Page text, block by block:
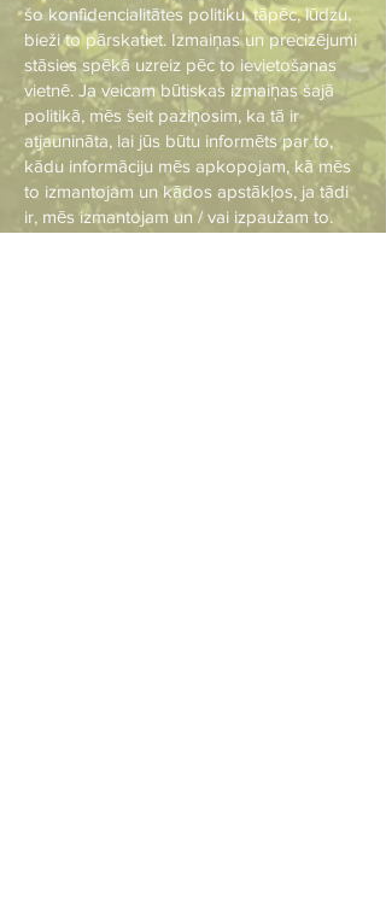
šo konfidencialitātes politiku, tāpēc, lūdzu,
bieži to pārskatiet. Izmaiņas un precizējumi
stāsies spēkā uzreiz pēc to ievietošanas
vietnē. Ja veicam būtiskas izmaiņas šajā
politikā, mēs šeit paziņosim, ka tā ir
atjaunināta, lai jūs būtu informēts par to,
kādu informāciju mēs apkopojam, kā mēs
to izmantojam un kādos apstākļos, ja tādi
ir, mēs izmantojam un / vai izpaužam to.